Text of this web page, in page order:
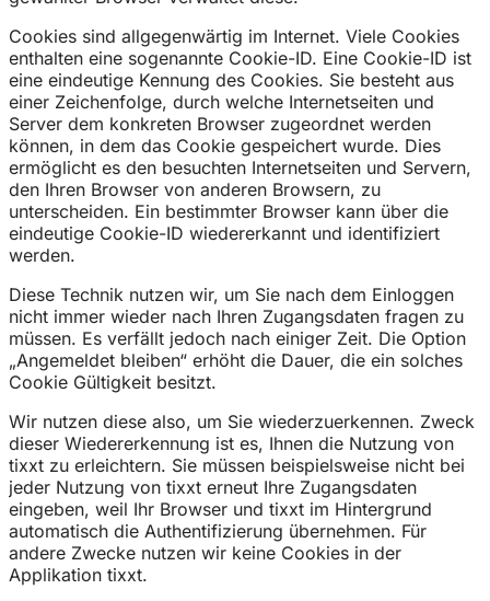
Cookies sind allgegenwärtig im Internet. Viele Cookies
enthalten eine sogenannte Cookie-ID. Eine Cookie-ID ist
eine eindeutige Kennung des Cookies. Sie besteht aus
einer Zeichenfolge, durch welche Internetseiten und
Server dem konkreten Browser zugeordnet werden
können, in dem das Cookie gespeichert wurde. Dies
ermöglicht es den besuchten Internetseiten und Servern,
den Ihren Browser von anderen Browsern, zu
unterscheiden. Ein bestimmter Browser kann über die
eindeutige Cookie-ID wiedererkannt und identifiziert
werden.
Diese Technik nutzen wir, um Sie nach dem Einloggen
nicht immer wieder nach Ihren Zugangsdaten fragen zu
müssen. Es verfällt jedoch nach einiger Zeit. Die Option
„Angemeldet bleiben“ erhöht die Dauer, die ein solches
Cookie Gültigkeit besitzt.
Wir nutzen diese also, um Sie wiederzuerkennen. Zweck
dieser Wiedererkennung ist es, Ihnen die Nutzung von
tixxt zu erleichtern. Sie müssen beispielsweise nicht bei
jeder Nutzung von tixxt erneut Ihre Zugangsdaten
eingeben, weil Ihr Browser und tixxt im Hintergrund
automatisch die Authentifizierung übernehmen. Für
andere Zwecke nutzen wir keine Cookies in der
Applikation tixxt.